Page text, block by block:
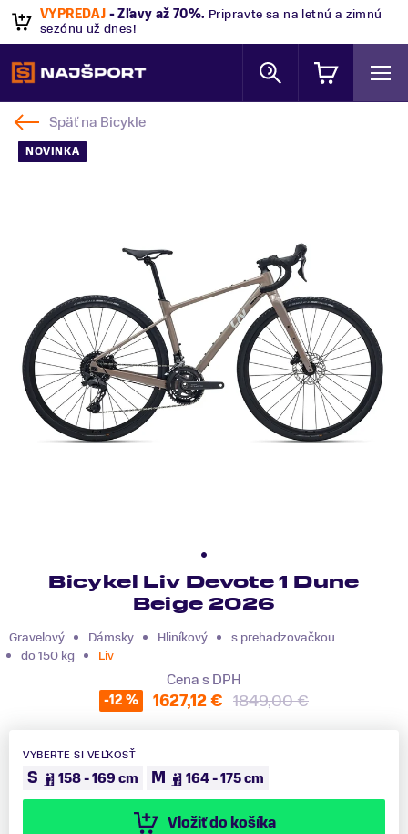
VÝPREDAJ - Zľavy až 70%. Pripravte sa na letnú a zimnú
sezónu už dnes!
Späť na Bicykle
NOVINKA
Bicykel Liv Devote 1 Dune
Beige 2026
Gravelový Dámsky Hliníkový
s prehadzovačkou
do 150 kg
Liv
Cena s DPH
-12 % 1627,12 € 1849,00 €
VYBERTE SI VEĽKOSŤ
S 158 - 169 cm M 164 - 175 cm
Vložiť do košíka